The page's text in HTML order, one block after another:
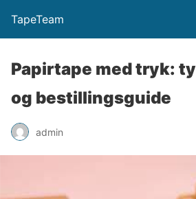
TapeTeam
Papirtape med tryk:
og bestillingsguide
admin